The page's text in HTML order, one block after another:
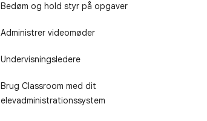
Bedøm og hold styr på opgaver
Administrer videomøder
Undervisningsledere
Brug Classroom med dit
elevadministrationssystem